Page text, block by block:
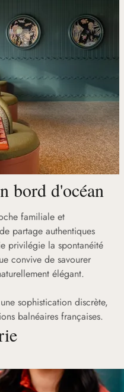
bord d'océan
familiale et
partage authentiques
privilégie la spontanéité
convive de savourer
élégant.
sophistication discrète,
balnéaires françaises.